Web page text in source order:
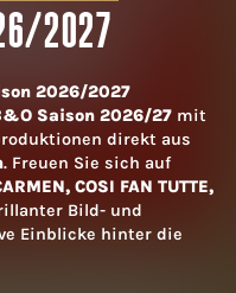
2027
2026/2027
Saison 2026/27 mit
direkt aus
. Freuen Sie sich auf
COSI FAN TUTTE,
Bild- und
Einblicke hinter die